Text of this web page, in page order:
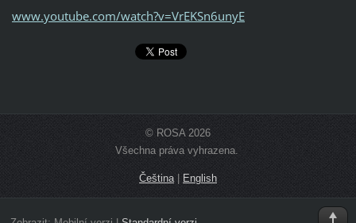
www.youtube.com/watch?v=VrEKSn6unyE
© ROSA 2026
Všechna práva vyhrazena.
Čeština|English